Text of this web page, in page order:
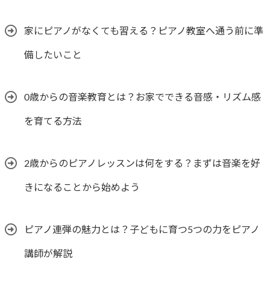
家にピアノがなくても習える？ピアノ教室へ通う前に準
備したいこと
0歳からの音楽教育とは？お家でできる音感・リズム感
を育てる方法
2歳からのピアノレッスンは何をする？まずは音楽を好
きになることから始めよう
ピアノ連弾の魅力とは？子どもに育つ5つの力をピアノ
講師が解説